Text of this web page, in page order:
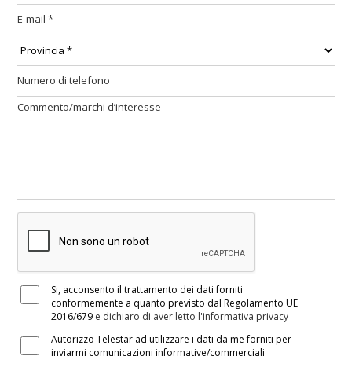
Si, acconsento il trattamento dei dati forniti
conformemente a quanto previsto dal Regolamento UE
2016/679 e dichiaro di aver letto l'informativa privacy
Autorizzo Telestar ad utilizzare i dati da me forniti per
inviarmi comunicazioni informative/commerciali